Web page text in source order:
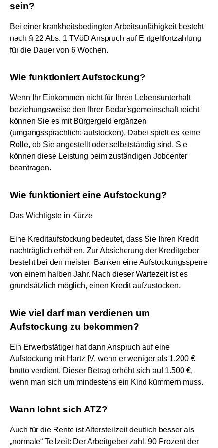
sein?
Bei einer krankheitsbedingten Arbeitsunfähigkeit besteht
nach § 22 Abs. 1 TVöD Anspruch auf Entgeltfortzahlung
für die Dauer von 6 Wochen.
Wie funktioniert Aufstockung?
Wenn Ihr Einkommen nicht für Ihren Lebensunterhalt
beziehungsweise den Ihrer Bedarfsgemeinschaft reicht,
können Sie es mit Bürgergeld ergänzen
(umgangssprachlich: aufstocken). Dabei spielt es keine
Rolle, ob Sie angestellt oder selbstständig sind. Sie
können diese Leistung beim zuständigen Jobcenter
beantragen.
Wie funktioniert eine Aufstockung?
Das Wichtigste in Kürze
Eine Kreditaufstockung bedeutet, dass Sie Ihren Kredit
nachträglich erhöhen. Zur Absicherung der Kreditgeber
besteht bei den meisten Banken eine Aufstockungssperre
von einem halben Jahr. Nach dieser Wartezeit ist es
grundsätzlich möglich, einen Kredit aufzustocken.
Wie viel darf man verdienen um
Aufstockung zu bekommen?
Ein Erwerbstätiger hat dann Anspruch auf eine
Aufstockung mit Hartz IV, wenn er weniger als 1.200 €
brutto verdient. Dieser Betrag erhöht sich auf 1.500 €,
wenn man sich um mindestens ein Kind kümmern muss.
Wann lohnt sich ATZ?
Auch für die Rente ist Altersteilzeit deutlich besser als
„normale“ Teilzeit: Der Arbeitgeber zahlt 90 Prozent der